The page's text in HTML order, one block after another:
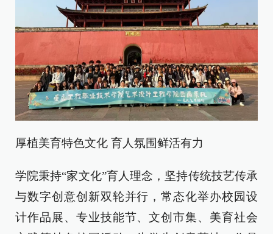
厚植美育特色文化 育人氛围鲜活有力
学院秉持“家文化”育人理念，坚持传统技艺传承
与数字创意创新双轮并行，常态化举办校园设
计作品展、专业技能节、文创市集、美育社会